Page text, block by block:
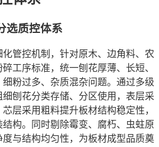
选质控体系
管控机制，针对原木、边角料、农
工序标准，统一刨花厚薄、长短、
粉过多、杂质混杂问题。通过多级
刨花分类存储、分区使用，表层采
层采用粗料提升板材结构稳定性，
构。同时剔除霉变、腐朽、虫蛀原
与结构均匀性，为板材成型品质奠